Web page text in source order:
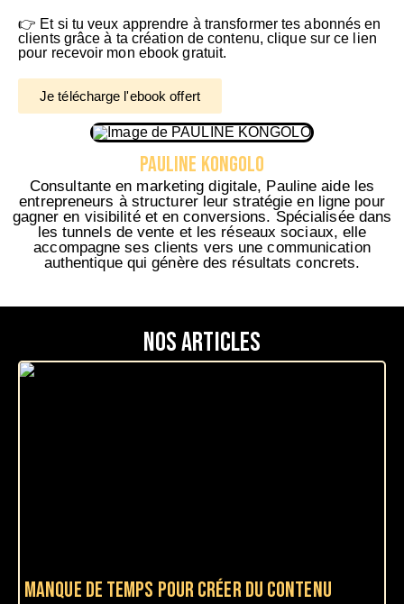
👉 Et si tu veux apprendre à transformer tes abonnés en
clients grâce à ta création de contenu, clique sur ce lien
pour recevoir mon ebook gratuit.
Je télécharge l'ebook offert
PAULINE KONGOLO
Consultante en marketing digitale, Pauline aide les
entrepreneurs à structurer leur stratégie en ligne pour
gagner en visibilité et en conversions. Spécialisée dans
les tunnels de vente et les réseaux sociaux, elle
accompagne ses clients vers une communication
authentique qui génère des résultats concrets.
Nos articles
Manque de temps pour créer du contenu